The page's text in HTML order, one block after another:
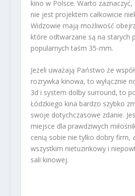
kino w Polsce. Warto zaznaczyć,
nie jest projektem całkowicie
Widzowie mają możliwość
które odtwarzane są na starych
popularnych taśm 35-mm.
Jeżeli uważają Państwo że
rozrywka kinowa, to wyłącznie
3d i system dolby surround, to
Łódzkiego kina bardzo szybko
swoje dotychczasowe zdanie.
miejsce dla prawdziwych
cenią sobie nie tylko dobry firm,
wszystkim nietuzinkowy i
sali kinowej.